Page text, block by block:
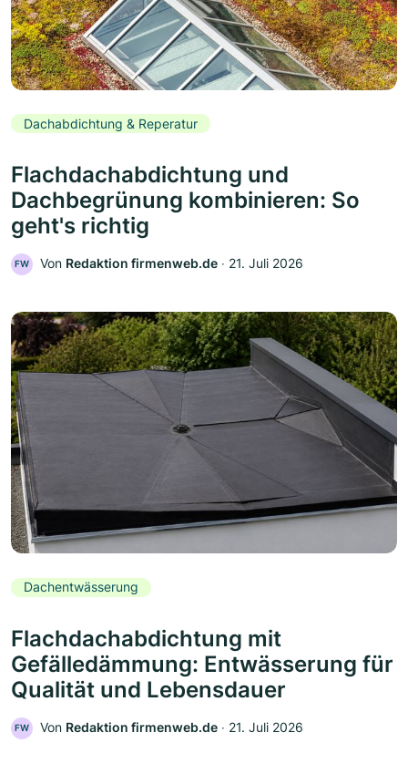
Dachabdichtung & Reperatur
Flachdachabdichtung und
Dachbegrünung kombinieren: So
geht's richtig
FW Von Redaktion firmenweb.de ‧ 21. Juli 2026
Dachentwässerung
Flachdachabdichtung mit
Gefälledämmung: Entwässerung für
Qualität und Lebensdauer
FW Von Redaktion firmenweb.de ‧ 21. Juli 2026